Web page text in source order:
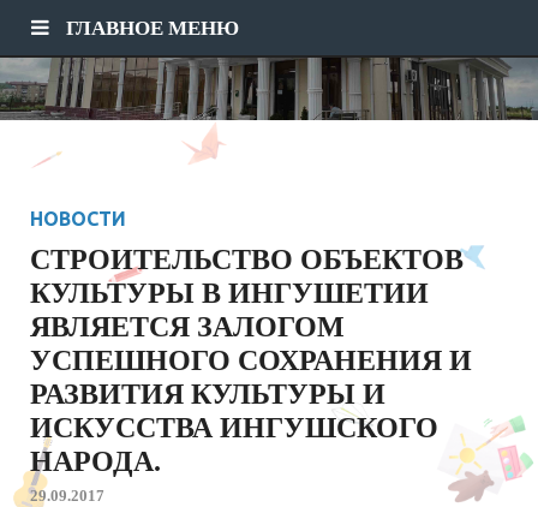
ГЛАВНОЕ МЕНЮ
НОВОСТИ
СТРОИТЕЛЬСТВО ОБЪЕКТОВ
КУЛЬТУРЫ В ИНГУШЕТИИ
ЯВЛЯЕТСЯ ЗАЛОГОМ
УСПЕШНОГО СОХРАНЕНИЯ И
РАЗВИТИЯ КУЛЬТУРЫ И
ИСКУССТВА ИНГУШСКОГО
НАРОДА.
29.09.2017